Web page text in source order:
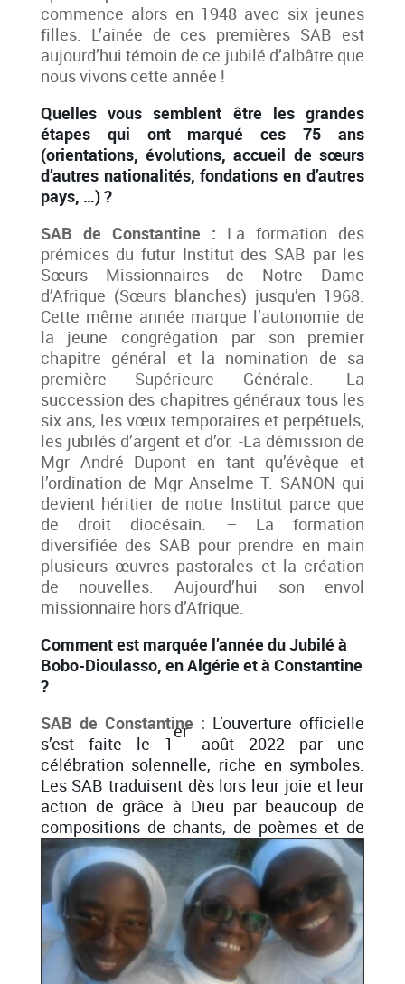
commence alors en 1948 avec six jeunes
filles. L’ainée de ces premières SAB est
aujourd’hui témoin de ce jubilé d’albâtre que
nous vivons cette année !
Quelles vous semblent être les grandes
étapes qui ont marqué ces 75 ans
(orientations, évolutions, accueil de sœurs
d’autres nationalités, fondations en d’autres
pays, …) ?
SAB de Constantine : La formation des
prémices du futur Institut des SAB par les
Sœurs Missionnaires de Notre Dame
d’Afrique (Sœurs blanches) jusqu’en 1968.
Cette même année marque l’autonomie de
la jeune congrégation par son premier
chapitre général et la nomination de sa
première Supérieure Générale. -La
succession des chapitres généraux tous les
six ans, les vœux temporaires et perpétuels,
les jubilés d’argent et d’or. -La démission de
Mgr André Dupont en tant qu’évêque et
l’ordination de Mgr Anselme T. SANON qui
devient héritier de notre Institut parce que
de droit diocésain. – La formation
diversifiée des SAB pour prendre en main
plusieurs œuvres pastorales et la création
de nouvelles. Aujourd’hui son envol
missionnaire hors d’Afrique.
Comment est marquée l’année du Jubilé à
Bobo-Dioulasso, en Algérie et à Constantine
?
SAB de Constantine : L’ouverture officielle
s’est faite le 1
er
août 2022 par une
célébration solennelle, riche en symboles.
Les SAB traduisent dès lors leur joie et leur
action de grâce à Dieu par beaucoup de
compositions de chants, de poèmes et de